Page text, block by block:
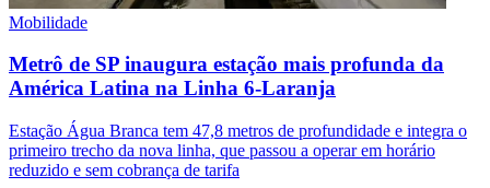
Santos
Mobilidade
Metrô de SP inaugura estação mais profunda da
América Latina na Linha 6-Laranja
Estação Água Branca tem 47,8 metros de profundidade e integra o
primeiro trecho da nova linha, que passou a operar em horário
reduzido e sem cobrança de tarifa